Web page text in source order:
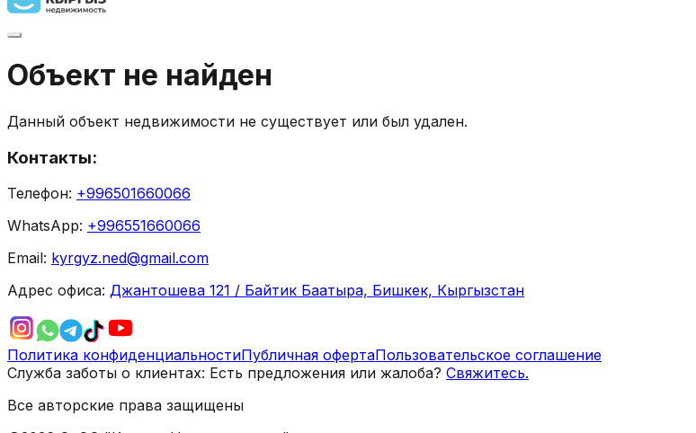
Объект не найден
Данный объект недвижимости не существует или был удален.
Контакты:
Телефон: +996501660066
WhatsApp: +996551660066
Email: kyrgyz.ned@gmail.com
Адрес офиса: Джантошева 121 / Байтик Баатыра, Бишкек, Кыргызстан
Политика конфиденциальностиПубличная офертаПользовательское соглашение
Служба заботы о клиентах: Есть предложения или жалоба? Свяжитесь.
Все авторские права защищены